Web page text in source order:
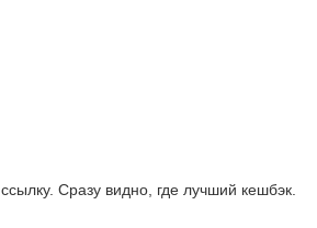
Сразу видно, где лучший кешбэк.